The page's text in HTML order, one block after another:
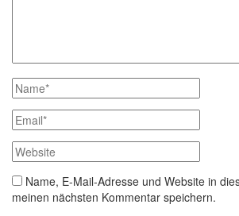
Name, E-Mail-Adresse und Website in
meinen nächsten Kommentar speichern.